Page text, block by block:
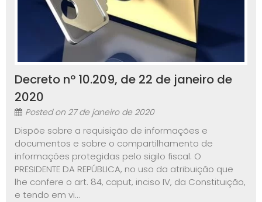
Decreto nº 10.209, de 22 de janeiro de
2020
Posted on 27 de janeiro de 2020
Dispõe sobre a requisição de informações e
documentos e sobre o compartilhamento de
informações protegidas pelo sigilo fiscal. O
PRESIDENTE DA REPÚBLICA, no uso da atribuição que
lhe confere o art. 84, caput, inciso IV, da Constituição,
e tendo em vi...